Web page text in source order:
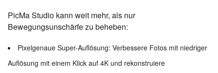
PicMa Studio kann weit mehr, als nur
Bewegungsunschärfe zu beheben:
Pixelgenaue Super-Auflösung: Verbessere Fotos mit niedriger
Auflösung mit einem Klick auf 4K und rekonstruiere